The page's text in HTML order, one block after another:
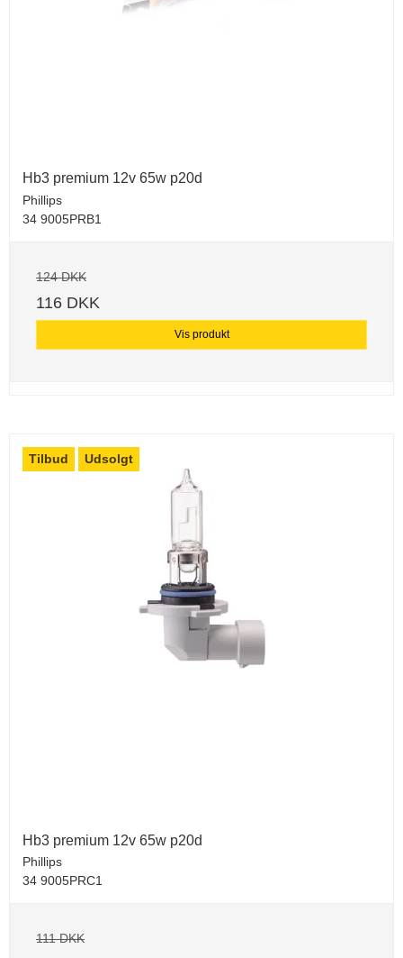
Hb3 premium 12v 65w p20d
Phillips
34 9005PRB1
124 DKK
116 DKK
Vis produkt
Tilbud Udsolgt
Hb3 premium 12v 65w p20d
Phillips
34 9005PRC1
111 DKK